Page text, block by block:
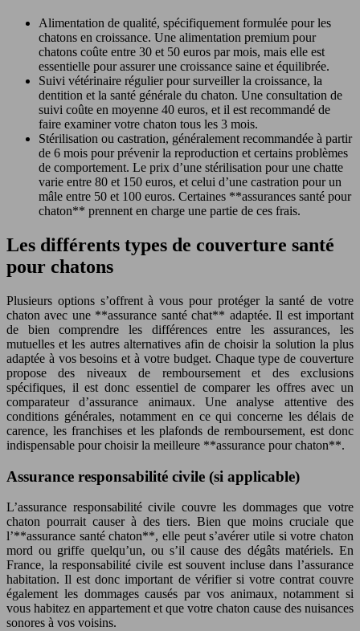
Alimentation de qualité, spécifiquement formulée pour les
chatons en croissance. Une alimentation premium pour
chatons coûte entre 30 et 50 euros par mois, mais elle est
essentielle pour assurer une croissance saine et équilibrée.
Suivi vétérinaire régulier pour surveiller la croissance, la
dentition et la santé générale du chaton. Une consultation de
suivi coûte en moyenne 40 euros, et il est recommandé de
faire examiner votre chaton tous les 3 mois.
Stérilisation ou castration, généralement recommandée à partir
de 6 mois pour prévenir la reproduction et certains problèmes
de comportement. Le prix d’une stérilisation pour une chatte
varie entre 80 et 150 euros, et celui d’une castration pour un
mâle entre 50 et 100 euros. Certaines **assurances santé pour
chaton** prennent en charge une partie de ces frais.
Les différents types de couverture santé
pour chatons
Plusieurs options s’offrent à vous pour protéger la santé de votre
chaton avec une **assurance santé chat** adaptée. Il est important
de bien comprendre les différences entre les assurances, les
mutuelles et les autres alternatives afin de choisir la solution la plus
adaptée à vos besoins et à votre budget. Chaque type de couverture
propose des niveaux de remboursement et des exclusions
spécifiques, il est donc essentiel de comparer les offres avec un
comparateur d’assurance animaux. Une analyse attentive des
conditions générales, notamment en ce qui concerne les délais de
carence, les franchises et les plafonds de remboursement, est donc
indispensable pour choisir la meilleure **assurance pour chaton**.
Assurance responsabilité civile (si applicable)
L’assurance responsabilité civile couvre les dommages que votre
chaton pourrait causer à des tiers. Bien que moins cruciale que
l’**assurance santé chaton**, elle peut s’avérer utile si votre chaton
mord ou griffe quelqu’un, ou s’il cause des dégâts matériels. En
France, la responsabilité civile est souvent incluse dans l’assurance
habitation. Il est donc important de vérifier si votre contrat couvre
également les dommages causés par vos animaux, notamment si
vous habitez en appartement et que votre chaton cause des nuisances
sonores à vos voisins.